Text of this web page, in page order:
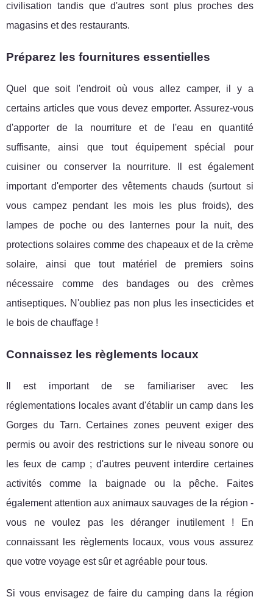
civilisation tandis que d'autres sont plus proches des
magasins et des restaurants.
Préparez les fournitures essentielles
Quel que soit l'endroit où vous allez camper, il y a
certains articles que vous devez emporter. Assurez-vous
d'apporter de la nourriture et de l'eau en quantité
suffisante, ainsi que tout équipement spécial pour
cuisiner ou conserver la nourriture. Il est également
important d'emporter des vêtements chauds (surtout si
vous campez pendant les mois les plus froids), des
lampes de poche ou des lanternes pour la nuit, des
protections solaires comme des chapeaux et de la crème
solaire, ainsi que tout matériel de premiers soins
nécessaire comme des bandages ou des crèmes
antiseptiques. N'oubliez pas non plus les insecticides et
le bois de chauffage !
Connaissez les règlements locaux
Il est important de se familiariser avec les
réglementations locales avant d'établir un camp dans les
Gorges du Tarn. Certaines zones peuvent exiger des
permis ou avoir des restrictions sur le niveau sonore ou
les feux de camp ; d'autres peuvent interdire certaines
activités comme la baignade ou la pêche. Faites
également attention aux animaux sauvages de la région -
vous ne voulez pas les déranger inutilement ! En
connaissant les règlements locaux, vous vous assurez
que votre voyage est sûr et agréable pour tous.
Si vous envisagez de faire du camping dans la région